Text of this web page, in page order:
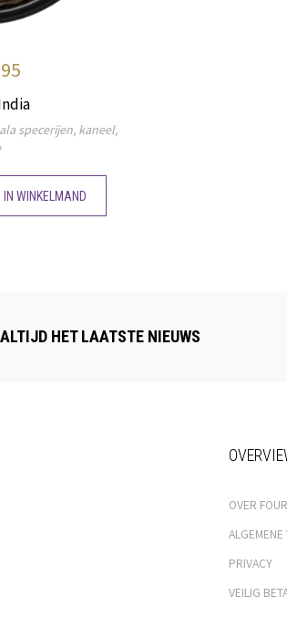
specerijen, kaneel,
IN WINKELMAND
HET LAATSTE NIEUWS
OVER
PRIVACY
VEILIG